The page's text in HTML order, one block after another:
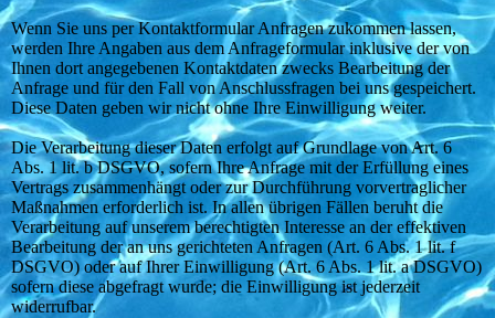
Wenn Sie uns per Kontaktformular Anfragen zukommen lassen,
werden Ihre Angaben aus dem Anfrageformular inklusive der von
Ihnen dort angegebenen Kontaktdaten zwecks Bearbeitung der
Anfrage und für den Fall von Anschlussfragen bei uns gespeichert.
Diese Daten geben wir nicht ohne Ihre Einwilligung weiter.
Die Verarbeitung dieser Daten erfolgt auf Grundlage von Art. 6
Abs. 1 lit. b DSGVO, sofern Ihre Anfrage mit der Erfüllung eines
Vertrags zusammenhängt oder zur Durchführung vorvertraglicher
Maßnahmen erforderlich ist. In allen übrigen Fällen beruht die
Verarbeitung auf unserem berechtigten Interesse an der effektiven
Bearbeitung der an uns gerichteten Anfragen (Art. 6 Abs. 1 lit. f
DSGVO) oder auf Ihrer Einwilligung (Art. 6 Abs. 1 lit. a DSGVO)
sofern diese abgefragt wurde; die Einwilligung ist jederzeit
widerrufbar.